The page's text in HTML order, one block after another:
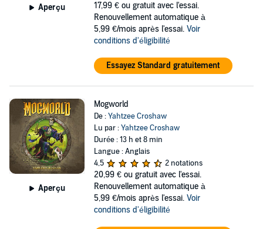
Aperçu 17,99 € ou gratuit avec l'essai.
Renouvellement automatique à
5,99 €/mois après l'essai. Voir
conditions d'éligibilité
Essayez Standard gratuitement
Aperçu
Mogworld
De :Yahtzee Croshaw
Lu par :Yahtzee Croshaw
Durée : 13 h et 8 min
Langue : Anglais
4,5
2 notations
20,99 € ou gratuit avec l'essai.
Renouvellement automatique à
5,99 €/mois après l'essai. Voir
conditions d'éligibilité